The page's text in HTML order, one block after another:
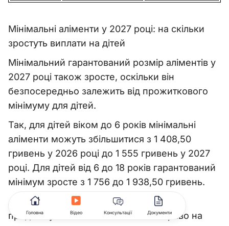
Мінімальні аліменти у 2027 році: на скільки
зростуть виплати на дітей
Мінімальний гарантований розмір аліментів у
2027 році також зросте, оскільки він
безпосередньо залежить від прожиткового
мінімуму для дітей.
Так, для дітей віком до 6 років мінімальні
аліменти можуть збільшитися з 1 408,50
гривень у 2026 році до 1 555 гривень у 2027
році. Для дітей від 6 до 18 років гарантований
мінімум зросте з 1 756 до 1 938,50 гривень.
А для дітей віком від 18 до 23 років, які
продовжують навчання та мають право на
Головна Відео Консультації Документи